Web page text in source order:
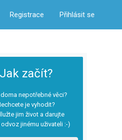
Registrace Přihlásit se
Jak začít?
nepotřebné věci?
je vyhodit?
jim život a darujte
jinému uživateli :-)